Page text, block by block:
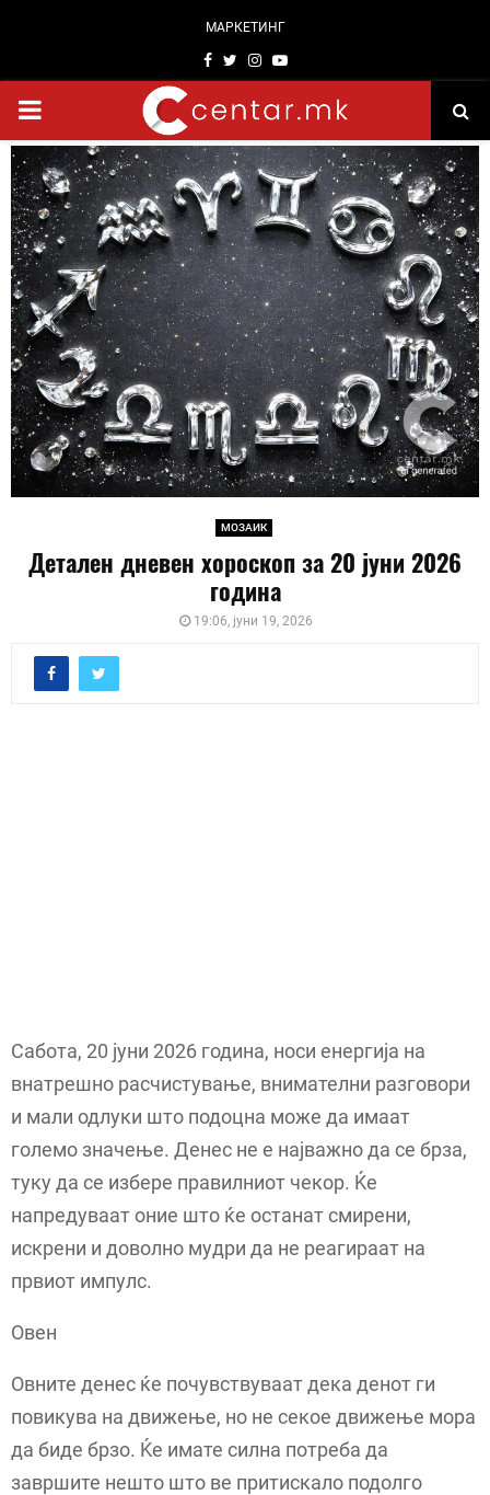
МАРКЕТИНГ
Facebook
TwitterInstagram
Youtube
PRIMARY
MENU
МОЗАИК
Детален дневен хороскоп за 20 јуни 2026
година
19:06, јуни 19, 2026
Сабота, 20 јуни 2026 година, носи енергија на
внатрешно расчистување, внимателни разговори
и мали одлуки што подоцна може да имаат
големо значење. Денес не е најважно да се брза,
туку да се избере правилниот чекор. Ќе
напредуваат оние што ќе останат смирени,
искрени и доволно мудри да не реагираат на
првиот импулс.
Овен
Овните денес ќе почувствуваат дека денот ги
повикува на движење, но не секое движење мора
да биде брзо. Ќе имате силна потреба да
завршите нешто што ве притискало подолго